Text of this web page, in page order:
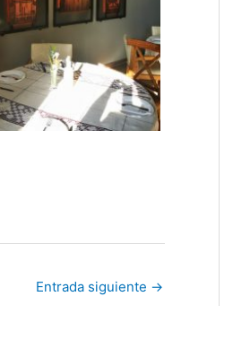
Entrada siguiente →